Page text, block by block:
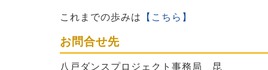
これまでの歩みは 【こちら】
お問合せ先
八戸ダンスプロジェクト事務局 昆